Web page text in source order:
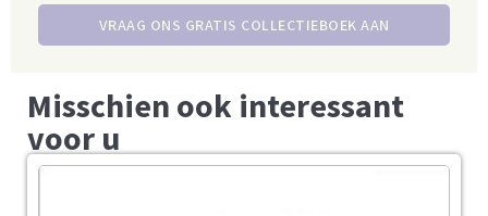
VRAAG ONS GRATIS COLLECTIEBOEK AAN
Misschien ook interessant
voor u